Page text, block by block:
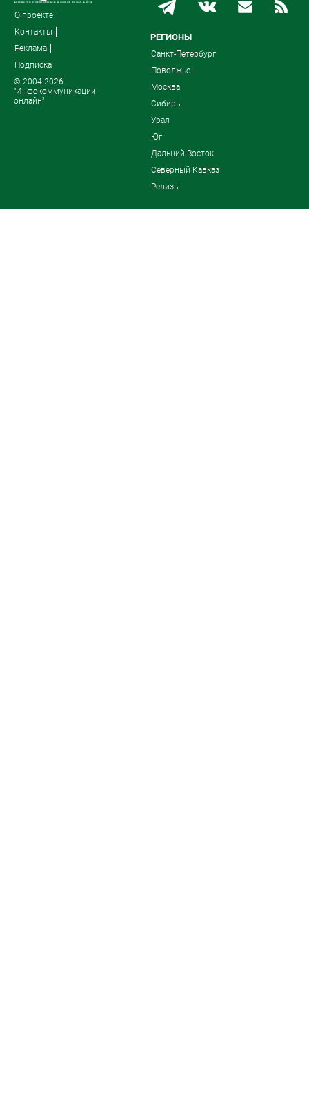
О проекте
Контакты
Реклама
Подписка
© 2004-2026
"Инфокоммуникации
онлайн"
РЕГИОНЫ
Санкт-Петербург
Поволжье
Москва
Сибирь
Урал
Юг
Дальний Восток
Северный Кавказ
Релизы